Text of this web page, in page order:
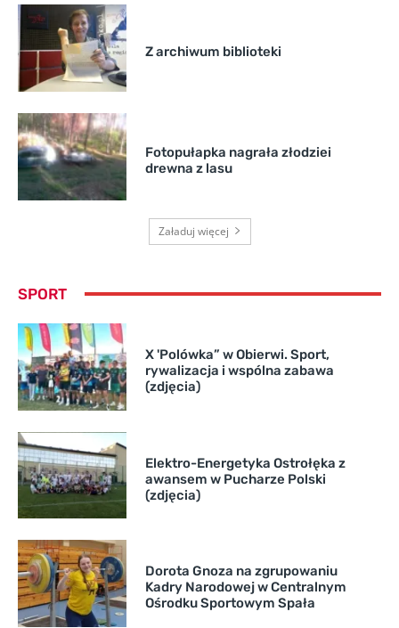
Z archiwum biblioteki
Fotopułapka nagrała złodziei
drewna z lasu
Załaduj więcej
SPORT
X 'Polówka” w Obierwi. Sport,
rywalizacja i wspólna zabawa
(zdjęcia)
Elektro-Energetyka Ostrołęka z
awansem w Pucharze Polski
(zdjęcia)
Dorota Gnoza na zgrupowaniu
Kadry Narodowej w Centralnym
Ośrodku Sportowym Spała